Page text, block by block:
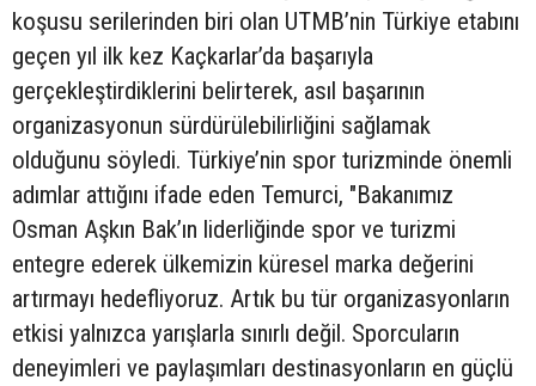
koşusu serilerinden biri olan UTMB’nin Türkiye etabını
geçen yıl ilk kez Kaçkarlar’da başarıyla
gerçekleştirdiklerini belirterek, asıl başarının
organizasyonun sürdürülebilirliğini sağlamak
olduğunu söyledi. Türkiye’nin spor turizminde önemli
adımlar attığını ifade eden Temurci, "Bakanımız
Osman Aşkın Bak’ın liderliğinde spor ve turizmi
entegre ederek ülkemizin küresel marka değerini
artırmayı hedefliyoruz. Artık bu tür organizasyonların
etkisi yalnızca yarışlarla sınırlı değil. Sporcuların
deneyimleri ve paylaşımları destinasyonların en güçlü